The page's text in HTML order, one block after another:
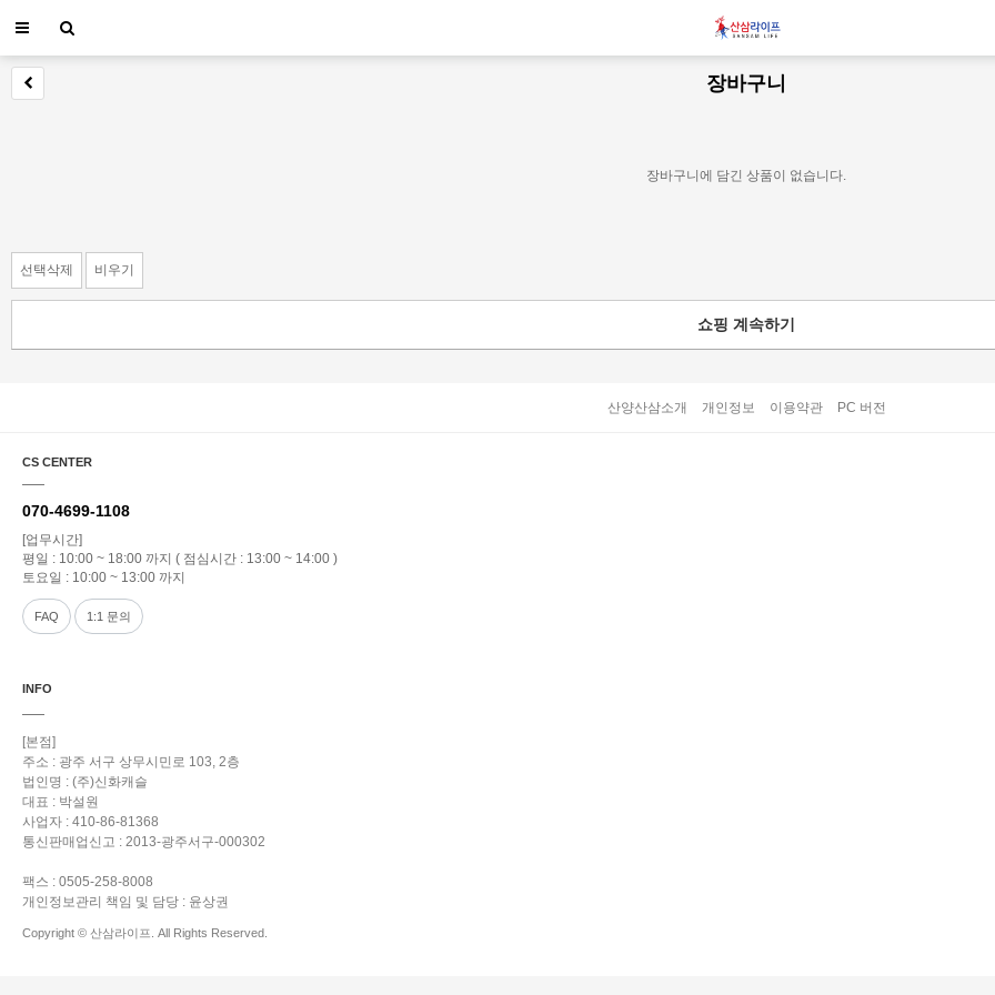
장바구니
장바구니에 담긴 상품이 없습니다.
선택삭제 비우기
쇼핑 계속하기
산양산삼소개 개인정보 이용약관 PC 버전
CS CENTER
070-4699-1108
[업무시간]
평일 : 10:00 ~ 18:00 까지 ( 점심시간 : 13:00 ~ 14:00 )
토요일 : 10:00 ~ 13:00 까지
FAQ 1:1 문의
INFO
[본점]
주소 : 광주 서구 상무시민로 103, 2층
법인명 : (주)신화캐슬
대표 : 박설원
사업자 : 410-86-81368
통신판매업신고 : 2013-광주서구-000302
팩스 : 0505-258-8008
개인정보관리 책임 및 담당 : 윤상권
Copyright © 산삼라이프. All Rights Reserved.